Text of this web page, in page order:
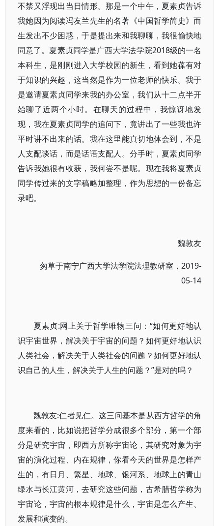
不禁又浮现出当日情形。那是一个中午，夏素贞告诉
我她因为阅读冯友兰先生的名著《中国哲学简史》而
生发出不少困惑，于是提出来和我聊聊，我很愉快地
同意了。夏素贞同学是广西大学法学院2018级的一名
本科生，是刚刚进入大学校园的新生，看到她葆有对
于知识的兴趣，这当然是作为一位老师的快乐。我于
是邀请夏素贞同学来我的办公室，我们从十二点半开
始聊了近两个小时。在聊天的过程中，我惊讶地发
现，我在夏素贞同学的追问下，竟讲出了一些我也许
平时讲不出来的话。我在这里能真切地体会到，不是
人支配谈话，而是话语支配人。分手时，夏素贞同学
告诉我她很有收获，我何尝不是呢。现在我将夏素贞
同学传过来的文字稿略加整理，作为思想的一份备忘
录吧。
魏敦友
匆草于南宁广西大学法学院法理教研室，2019-
05-14
夏素贞:网上关于哲学唯物三问：“如何更好地认
识宇宙世界，解决关于宇宙的问题？如何更好地认识
人类社会，解决关于人类社会的问题？如何更好地认
识自己的人生，解决关于人生的问题？”是对的吗？
魏敦友:仁者见仁。这三问基本是从西方哲学的角
度来看的，比如说把哲学分成很多个部分，第一个部
分是研究宇宙，即西方所称宇宙论，其研究对象为宇
宙的演化过程、内在规律，你看今天的世界是怎样产
生的，有日月、繁星、地球、银河系、地球上的青山
绿水与长江黄河，去研究这些问题，古希腊哲学称为
宇宙论，宇宙的根本规律是什么，宇宙是怎么产生、
发展和演变的。